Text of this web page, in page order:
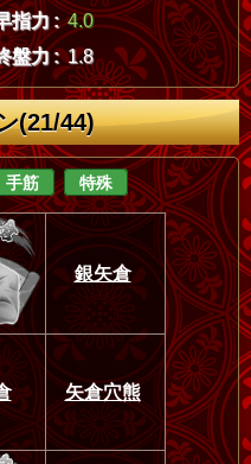
指力 : 4.0
盤力 : 1.8
(21/44)
手筋 特殊
銀矢倉
矢倉穴熊